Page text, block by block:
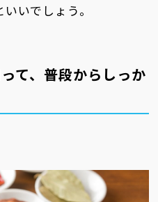
いでしょう。
て、普段からしっか